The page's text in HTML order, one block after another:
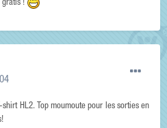
gratis !
HL2. Top moumoute pour les sorties en